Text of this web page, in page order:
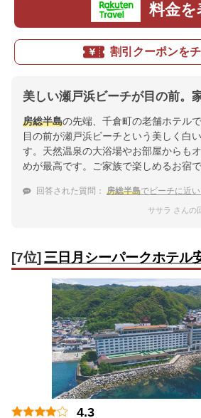
料金を
割引クーポンを
美しい瀬戸浜ビーチが目の前。
房総半島の先端、千倉町の老舗ホテル
目の前が瀬戸浜ビーチという美しく白
す。天然温泉の大浴場やお部屋からも
めが最高です。ご家族で楽しめるお宿で
回答された質問： 房総半島でビーチに近い。夏休
ササラ さんの
[7位] 三日月シーパークホテル
4.3